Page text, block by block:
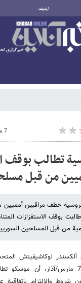
أرشيف
7 مارس 2013 - 23:02
تطالب بوقف
من قبل
الروسیة خطف مراقبین
بوقف الاستفزازات
من قبل المسلحین
لوکاشیفیتش
الروسیة یوم الخمیس 7 مارس/آذار،